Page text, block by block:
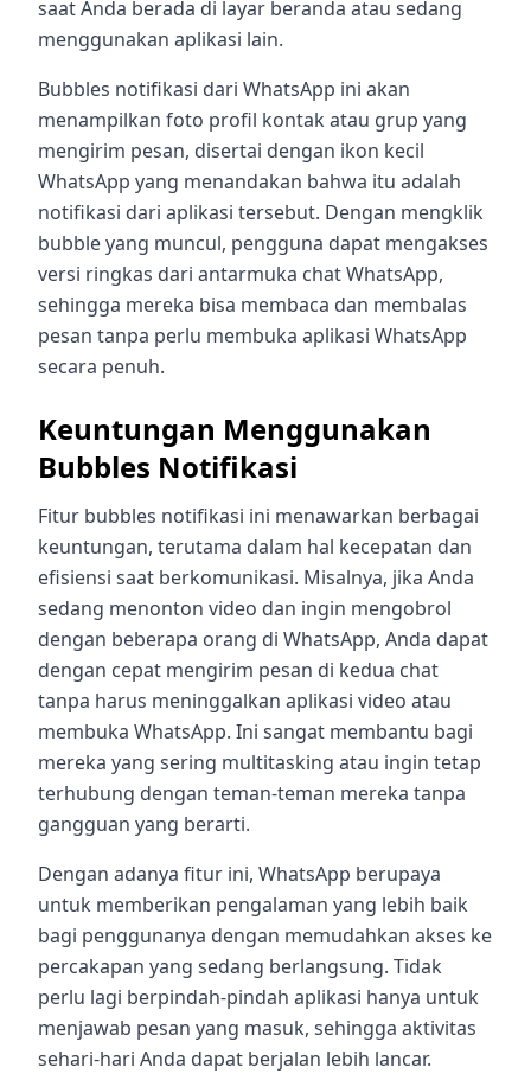
saat Anda berada di layar beranda atau sedang
menggunakan aplikasi lain.
Bubbles notifikasi dari WhatsApp ini akan
menampilkan foto profil kontak atau grup yang
mengirim pesan, disertai dengan ikon kecil
WhatsApp yang menandakan bahwa itu adalah
notifikasi dari aplikasi tersebut. Dengan mengklik
bubble yang muncul, pengguna dapat mengakses
versi ringkas dari antarmuka chat WhatsApp,
sehingga mereka bisa membaca dan membalas
pesan tanpa perlu membuka aplikasi WhatsApp
secara penuh.
Keuntungan Menggunakan
Bubbles Notifikasi
Fitur bubbles notifikasi ini menawarkan berbagai
keuntungan, terutama dalam hal kecepatan dan
efisiensi saat berkomunikasi. Misalnya, jika Anda
sedang menonton video dan ingin mengobrol
dengan beberapa orang di WhatsApp, Anda dapat
dengan cepat mengirim pesan di kedua chat
tanpa harus meninggalkan aplikasi video atau
membuka WhatsApp. Ini sangat membantu bagi
mereka yang sering multitasking atau ingin tetap
terhubung dengan teman-teman mereka tanpa
gangguan yang berarti.
Dengan adanya fitur ini, WhatsApp berupaya
untuk memberikan pengalaman yang lebih baik
bagi penggunanya dengan memudahkan akses ke
percakapan yang sedang berlangsung. Tidak
perlu lagi berpindah-pindah aplikasi hanya untuk
menjawab pesan yang masuk, sehingga aktivitas
sehari-hari Anda dapat berjalan lebih lancar.